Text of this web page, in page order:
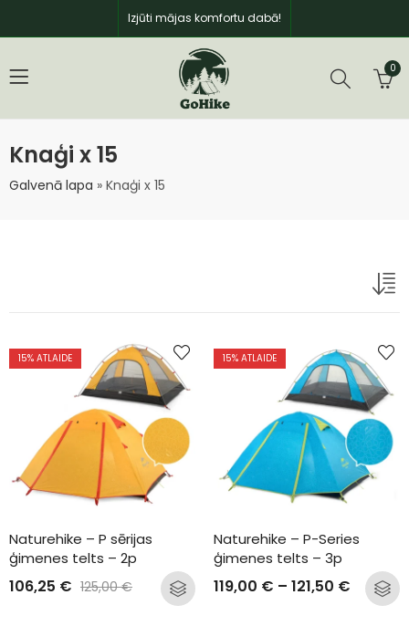
Izjūti mājas komfortu dabā!
0
Knaģi x 15
Galvenā lapa » Knaģi x 15
15% ATLAIDE
Naturehike – P sērijas
ģimenes telts – 2p
106,25 € 125,00€
15% ATLAIDE
Naturehike – P-Series
ģimenes telts – 3p
119,00 € – 121,50 €